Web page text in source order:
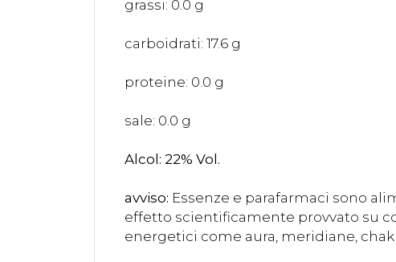
grassi: 0.0 g
carboidrati: 17.6 g
proteine: 0.0 g
sale: 0.0 g
Alcol: 22% Vol.
avviso: Essenze e parafarmaci sono
effetto scientificamente provvato su
energetici come aura, meridiane,